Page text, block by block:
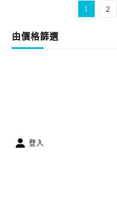
由價格篩選
1 2
登入